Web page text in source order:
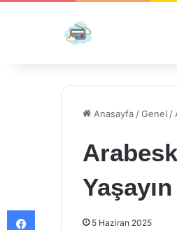
Anasayfa /Genel /
Yaşayın
5 Haziran 2025
Facebook